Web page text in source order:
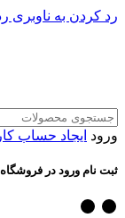
رد کردن به ناوبری
ورود ایجاد حساب
ثبت نام ورود در فروشگاه